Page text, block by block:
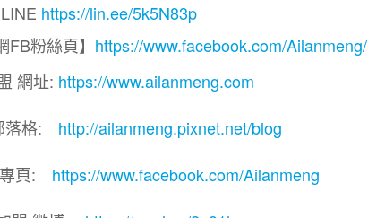
https://lin.ee/5k5N83p
粉絲頁】 https://www.facebook.com/Ailanmeng/
網址: https://www.ailanmeng.com
落格: http://ailanmeng.pixnet.net/blog
頁: https://www.facebook.com/Ailanmeng